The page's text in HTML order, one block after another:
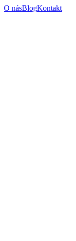
O násBlogKontakt